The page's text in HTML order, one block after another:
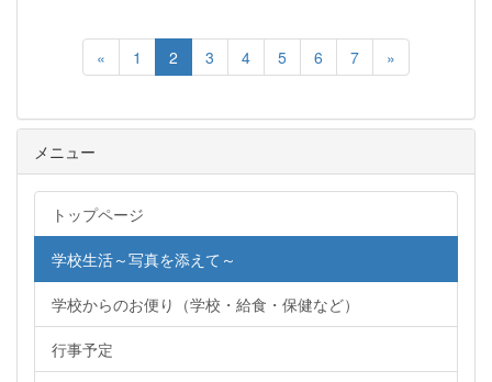
« 1 2 3 4 5 6 7 »
メニュー
トップページ
学校生活～写真を添えて～
学校からのお便り（学校・給食・保健など）
行事予定